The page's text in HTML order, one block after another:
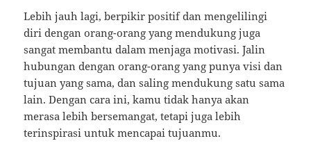
Lebih jauh lagi, berpikir positif dan mengelilingi
diri dengan orang-orang yang mendukung juga
sangat membantu dalam menjaga motivasi. Jalin
hubungan dengan orang-orang yang punya visi dan
tujuan yang sama, dan saling mendukung satu sama
lain. Dengan cara ini, kamu tidak hanya akan
merasa lebih bersemangat, tetapi juga lebih
terinspirasi untuk mencapai tujuanmu.